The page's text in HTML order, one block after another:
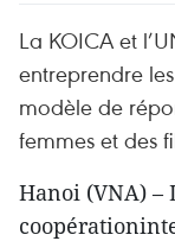
La KOICA et
entreprendre
modèle de
femmes et des
Hanoi (VNA) –